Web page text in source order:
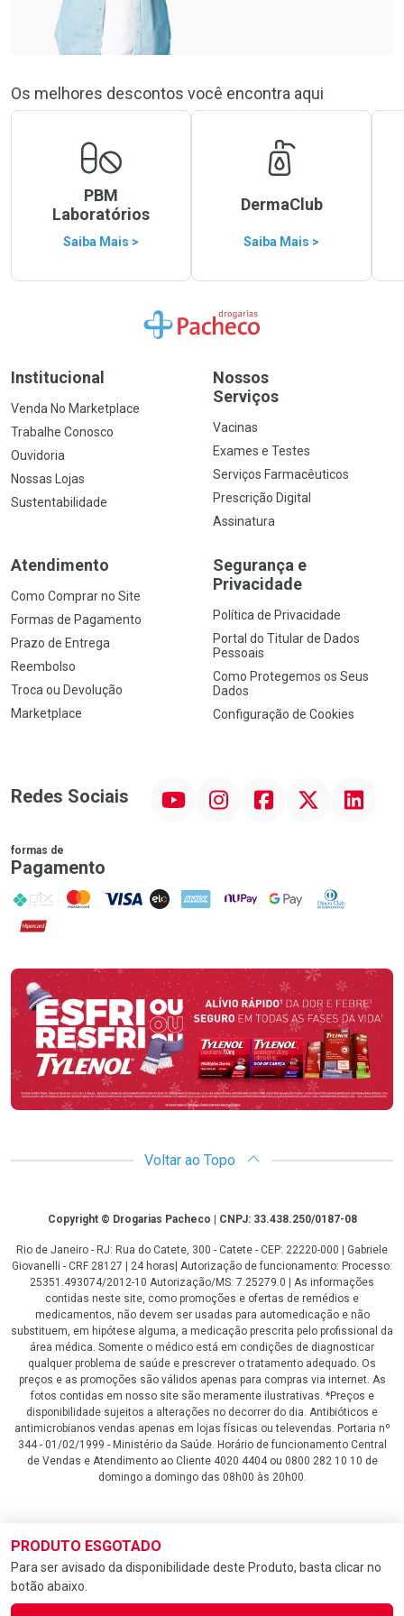
PRODUTO ESGOTADO
Para ser avisado da disponibilidade deste Produto, basta clicar no
botão abaixo.
Os melhores descontos você encontra aqui
PBM
Laboratórios
Saiba Mais >
DermaClub
Saiba Mais >
Ir para a Home
Institucional
Venda No Marketplace
Trabalhe Conosco
Ouvidoria
Nossas Lojas
Sustentabilidade
Nossos
Serviços
Vacinas
Exames e Testes
Serviços Farmacêuticos
Prescrição Digital
Assinatura
Atendimento
Como Comprar no Site
Formas de Pagamento
Prazo de Entrega
Reembolso
Troca ou Devolução
Marketplace
Segurança e
Privacidade
Política de Privacidade
Portal do Titular de Dados
Pessoais
Como Protegemos os Seus
Dados
Configuração de Cookies
Redes Sociais InstagramFacebookTwitter Linkedin
formas de
Pagamento
PIX MasterCard
VISA ELO AMEX NuPay Google PayDiners Club
Hipercard
Promoção em Destaque
Voltar ao Topo
CopyrightCopyright © Drogarias Pacheco | CNPJ: 33.438.250/0187-08
Rio de Janeiro - RJ: Rua do Catete, 300 - Catete - CEP: 22220-000 | Gabriele
Giovanelli - CRF 28127 | 24 horas| Autorização de funcionamento: Processo:
25351.493074/2012-10 Autorização/MS: 7.25279.0 | As informações
contidas neste site, como promoções e ofertas de remédios e
medicamentos, não devem ser usadas para automedicação e não
substituem, em hipótese alguma, a medicação prescrita pelo profissional da
área médica. Somente o médico está em condições de diagnosticar
qualquer problema de saúde e prescrever o tratamento adequado. Os
preços e as promoções são válidos apenas para compras via internet. As
fotos contidas em nosso site são meramente ilustrativas. *Preços e
disponibilidade sujeitos a alterações no decorrer do dia. Antibióticos e
antimicrobianos vendas apenas em lojas físicas ou televendas. Portaria nº
344 - 01/02/1999 - Ministério da Saúde. Horário de funcionamento Central
de Vendas e Atendimento ao Cliente 4020 4404 ou 0800 282 10 10 de
domingo a domingo das 08h00 às 20h00.